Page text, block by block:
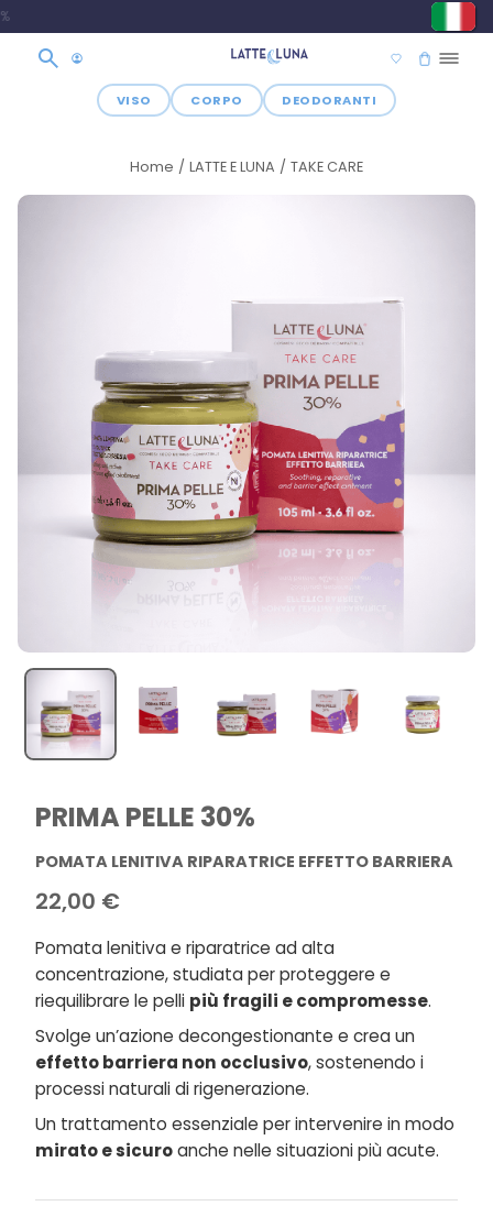
VISO CORPO DEODORANTI
Home LATTE E LUNA TAKE CARE
PRIMA PELLE 30%
POMATA LENITIVA RIPARATRICE EFFETTO BARRIERA
22,00 €
Pomata lenitiva e riparatrice ad alta
concentrazione, studiata per proteggere e
riequilibrare le pelli più fragili e compromesse.
Svolge un’azione decongestionante e crea un
effetto barriera non occlusivo, sostenendo i
processi naturali di rigenerazione.
Un trattamento essenziale per intervenire in modo
mirato e sicuroanche nelle situazioni più acute.